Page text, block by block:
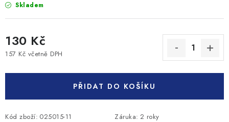
Skladem
130 Kč
157 Kč včetně DPH
PŘIDAT DO KOŠÍKU
Kód zboží: 025015-11 Záruka: 2 roky